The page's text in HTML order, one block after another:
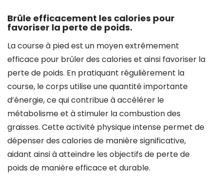
Brûle efficacement les calories pour
favoriser la perte de poids.
La course à pied est un moyen extrêmement
efficace pour brûler des calories et ainsi favoriser la
perte de poids. En pratiquant régulièrement la
course, le corps utilise une quantité importante
d’énergie, ce qui contribue à accélérer le
métabolisme et à stimuler la combustion des
graisses. Cette activité physique intense permet de
dépenser des calories de manière significative,
aidant ainsi à atteindre les objectifs de perte de
poids de manière efficace et durable.